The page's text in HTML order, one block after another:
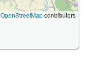
OpenStreetMapcontributors